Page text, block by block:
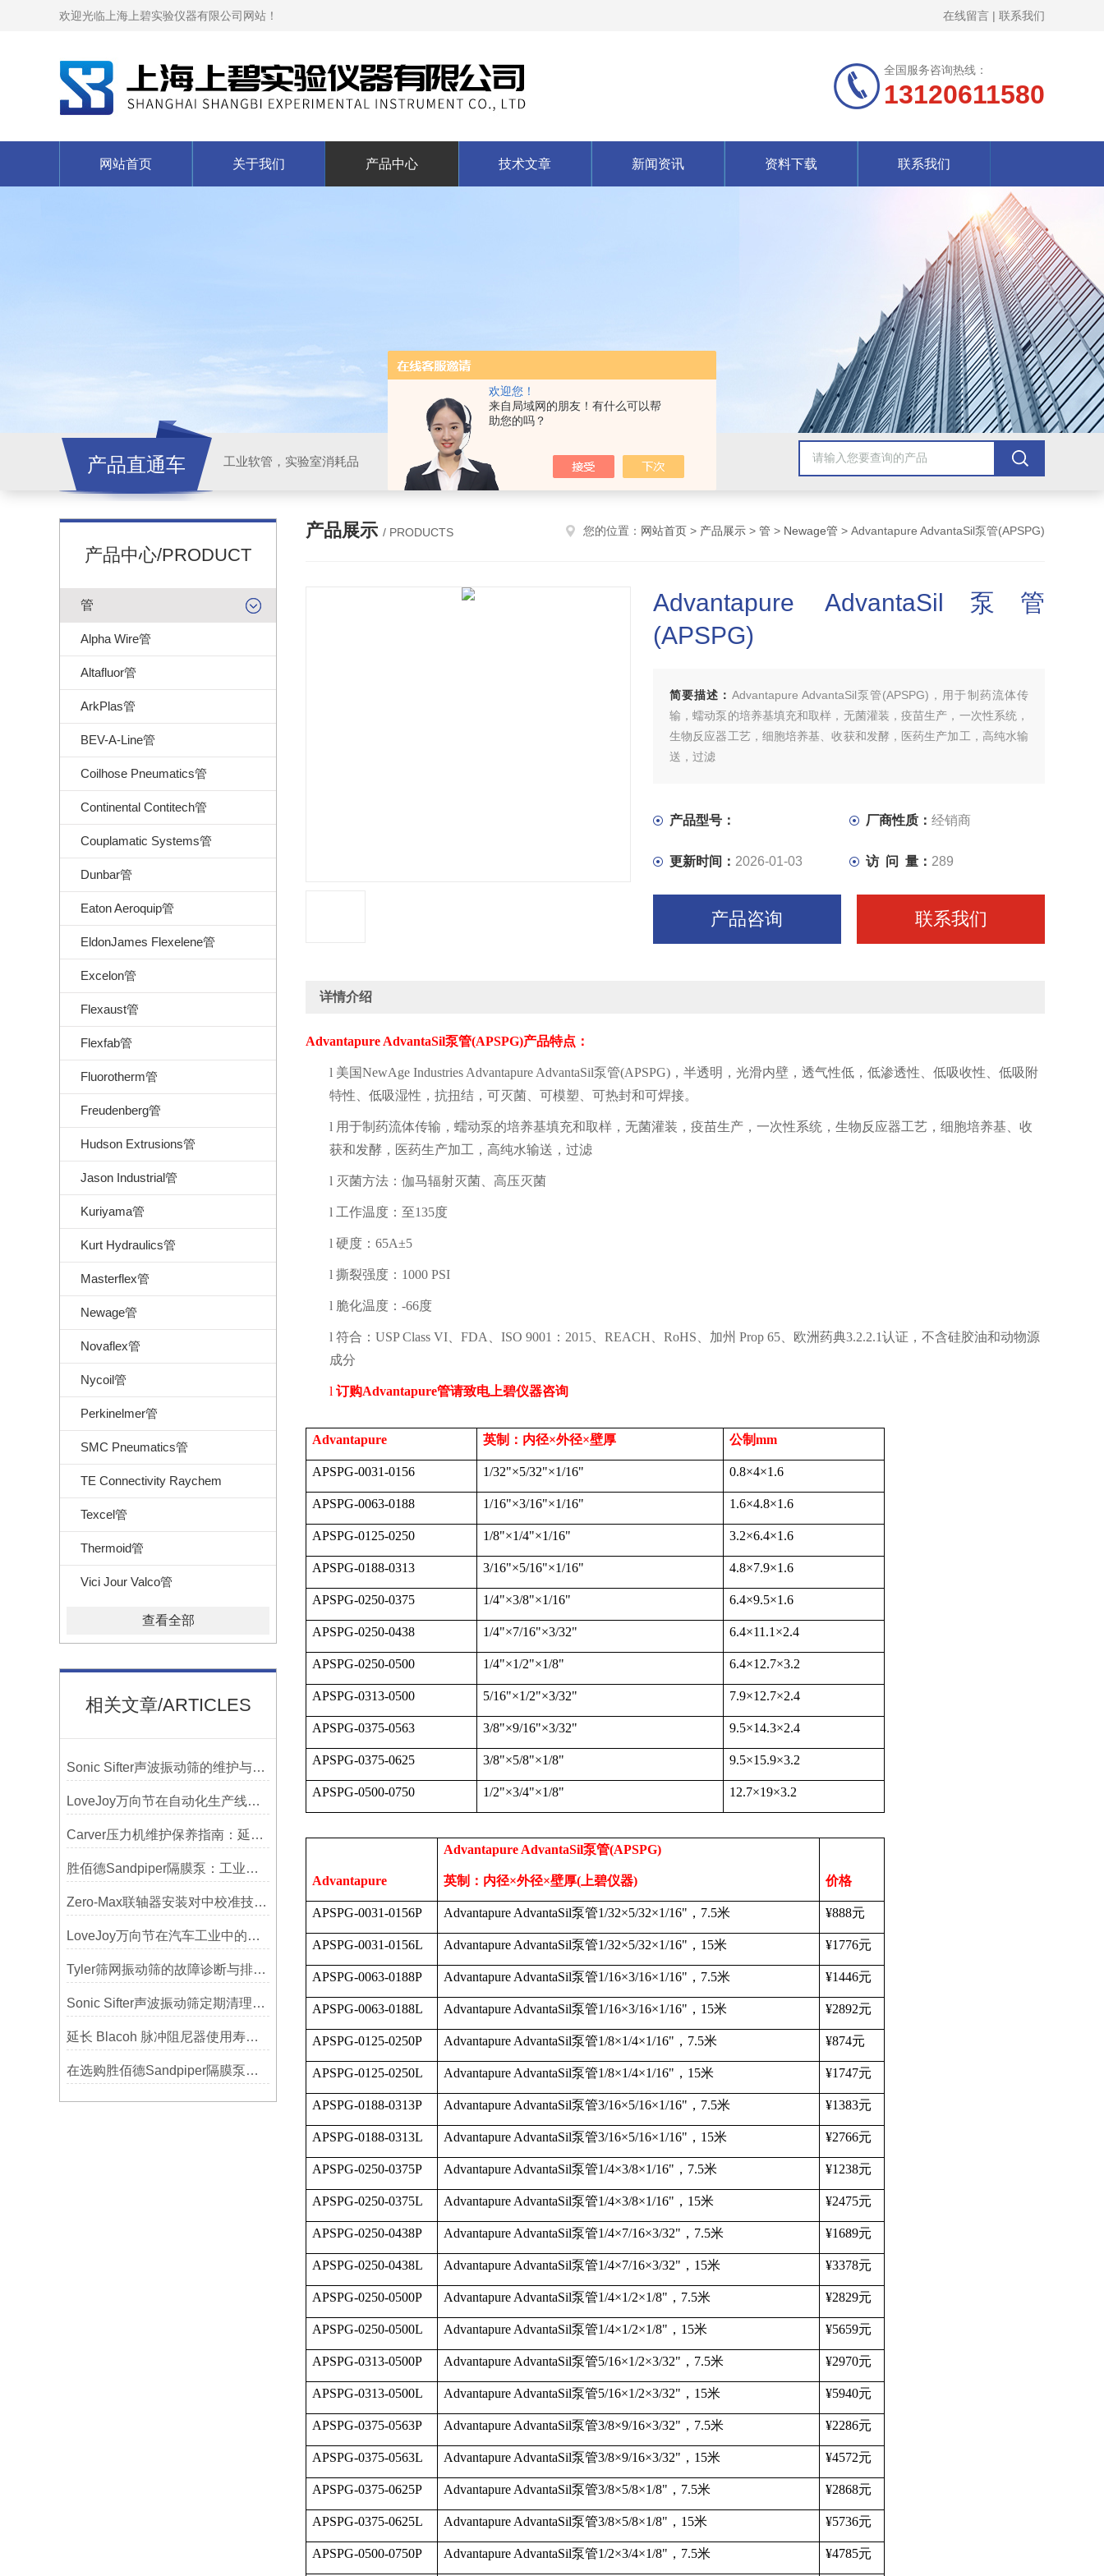
欢迎您！
来自局域网的朋友！有什么可以帮
助您的吗？
欢迎光临上海上碧实验仪器有限公司网站！ 在线留言 | 联系我们
全国服务咨询热线：
13120611580
网站首页 关于我们 产品中心 技术文章 新闻资讯 资料下载 联系我们
产品直通车 工业软管，实验室消耗品
产品中心/PRODUCT
管
Alpha Wire管
Altafluor管
ArkPlas管
BEV-A-Line管
Coilhose Pneumatics管
Continental Contitech管
Couplamatic Systems管
Dunbar管
Eaton Aeroquip管
EldonJames Flexelene管
Excelon管
Flexaust管
Flexfab管
Fluorotherm管
Freudenberg管
Hudson Extrusions管
Jason Industrial管
Kuriyama管
Kurt Hydraulics管
Masterflex管
Newage管
Novaflex管
Nycoil管
Perkinelmer管
SMC Pneumatics管
TE Connectivity Raychem
Texcel管
Thermoid管
Vici Jour Valco管
查看全部
相关文章/ARTICLES
Sonic Sifter声波振动筛的维护与保养指南
LoveJoy万向节在自动化生产线中的核心作用
Carver压力机维护保养指南：延长设备寿命的关键
胜佰德Sandpiper隔膜泵：工业流体输送的可靠动力解决方案
Zero-Max联轴器安装对中校准技巧与常见误差分析
LoveJoy万向节在汽车工业中的重要性
Tyler筛网振动筛的故障诊断与排除方法总结
Sonic Sifter声波振动筛定期清理的重要性
延长 Blacoh 脉冲阻尼器使用寿命的维护技巧大公开
在选购胜佰德Sandpiper隔膜泵时应该注意哪些关键参数？
产品展示 / PRODUCTS 您的位置： 网站首页 > 产品展示 > 管 > Newage管 > Advantapure AdvantaSil泵管(APSPG)
Advantapure AdvantaSil泵管
(APSPG)
简要描述： Advantapure AdvantaSil泵管(APSPG)，用于制药流体传
输，蠕动泵的培养基填充和取样，无菌灌装，疫苗生产，一次性系统，
生物反应器工艺，细胞培养基、收获和发酵，医药生产加工，高纯水输
送，过滤
产品型号： 厂商性质： 经销商
更新时间： 2026-01-03 访 问 量： 289
产品咨询 联系我们
详情介绍
Advantapure AdvantaSil泵管(APSPG)产品特点：
l 美国NewAge Industries Advantapure AdvantaSil泵管(APSPG) ，半透明，光滑内壁，透气性低，低渗透性、低吸收性、低吸附
特性、低吸湿性，抗扭结，可灭菌、可模塑、可热封和可焊接。
l 用于制药流体传输，蠕动泵的培养基填充和取样，无菌灌装，疫苗生产，一次性系统，生物反应器工艺，细胞培养基、收
获和发酵，医药生产加工，高纯水输送，过滤
l 灭菌方法：伽马辐射灭菌、高压灭菌
l 工作温度：至135度
l 硬度： 65A±5
l 撕裂强度： 1000 PSI
l 脆化温度： -66度
l 符合： USP Class VI FDA ISO 9001 ： 2015 REACH RoHS 、加州 Prop 65 、欧洲药典3.2.2.1认证，不含硅胶油和动物源
成分
l 订购Advantapure管请致电上碧仪器咨询
Advantapure 英制：内径×外径×壁厚 公制mm
APSPG-0031-0156 1/32"×5/32"×1/16" 0.8×4×1.6
APSPG-0063-0188 1/16"×3/16"×1/16" 1.6×4.8×1.6
APSPG-0125-0250 1/8"×1/4"×1/16" 3.2×6.4×1.6
APSPG-0188-0313 3/16"×5/16"×1/16" 4.8×7.9×1.6
APSPG-0250-0375 1/4"×3/8"×1/16" 6.4×9.5×1.6
APSPG-0250-0438 1/4"×7/16"×3/32" 6.4×11.1 ×2.4
APSPG-0250-0500 1/4"×1/2"×1/8" 6.4×12.7×3.2
APSPG-0313-0500 5/16"×1/2"×3/32" 7.9×12.7×2.4
APSPG-0375-0563 3/8"×9/16"×3/32" 9.5×14.3×2.4
APSPG-0375-0625 3/8"×5/8"×1/8" 9.5×15.9×3.2
APSPG-0500-0750 1/2"×3/4"×1/8" 12.7×19×3.2
Advantapure
Advantapure AdvantaSil泵管(APSPG)
英制： 内径×外径×壁厚( 上碧仪器) 价格
APSPG-0031-0156P Advantapure AdvantaSil泵管1/32×5/32×1/16" ， 7.5米 ¥888元
APSPG-0031-0156L Advantapure AdvantaSil泵管1/32×5/32×1/16" ， 15米 ¥1776元
APSPG-0063-0188P Advantapure AdvantaSil泵管1/16×3/16×1/16" ， 7.5米 ¥1446元
APSPG-0063-0188L Advantapure AdvantaSil泵管1/16×3/16×1/16" ， 15米 ¥2892元
APSPG-0125-0250P Advantapure AdvantaSil泵管1/8×1/4×1/16" ， 7.5米 ¥874元
APSPG-0125-0250L Advantapure AdvantaSil泵管1/8×1/4×1/16" ， 15米 ¥1747元
APSPG-0188-0313P Advantapure AdvantaSil泵管3/16×5/16×1/16" ， 7.5米 ¥1383元
APSPG-0188-0313L Advantapure AdvantaSil泵管3/16×5/16×1/16" ， 15米 ¥2766元
APSPG-0250-0375P Advantapure AdvantaSil泵管1/4×3/8×1/16" ， 7.5米 ¥1238元
APSPG-0250-0375L Advantapure AdvantaSil泵管1/4×3/8×1/16" ， 15米 ¥2475元
APSPG-0250-0438P Advantapure AdvantaSil泵管1/4×7/16×3/32" ， 7.5米 ¥1689元
APSPG-0250-0438L Advantapure AdvantaSil泵管1/4×7/16×3/32" ， 15米 ¥3378元
APSPG-0250-0500P Advantapure AdvantaSil泵管1/4×1/2×1/8" ， 7.5米 ¥2829元
APSPG-0250-0500L Advantapure AdvantaSil泵管1/4×1/2×1/8" ， 15米 ¥5659元
APSPG-0313-0500P Advantapure AdvantaSil泵管5/16×1/2×3/32" ， 7.5米 ¥2970元
APSPG-0313-0500L Advantapure AdvantaSil泵管5/16×1/2×3/32" ， 15米 ¥5940元
APSPG-0375-0563P Advantapure AdvantaSil泵管3/8×9/16×3/32" ， 7.5米 ¥2286元
APSPG-0375-0563L Advantapure AdvantaSil泵管3/8×9/16×3/32" ， 15米 ¥4572元
APSPG-0375-0625P Advantapure AdvantaSil泵管3/8×5/8×1/8" ， 7.5米 ¥2868元
APSPG-0375-0625L Advantapure AdvantaSil泵管3/8×5/8×1/8" ， 15米 ¥5736元
APSPG-0500-0750P Advantapure AdvantaSil泵管1/2×3/4×1/8" ， 7.5米 ¥4785元